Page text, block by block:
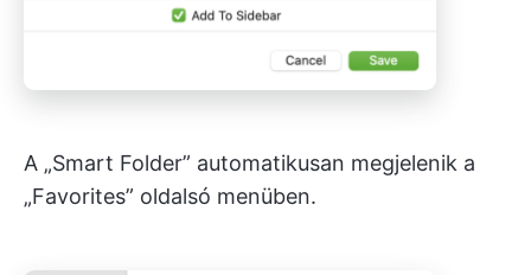
A „Smart Folder” automatikusan megjelenik a
„Favorites” oldalsó menüben.